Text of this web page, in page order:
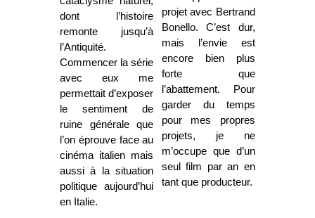
dont l’histoire
remonte jusqu’à
l’Antiquité.
Commencer la série
avec eux me
permettait d’exposer
le sentiment de
ruine générale que
l’on éprouve face au
cinéma italien mais
aussi à la situation
politique aujourd’hui
en Italie.
projet avec Bertrand
Bonello. C’est dur,
mais l’envie est
encore bien plus
forte que
l’abattement. Pour
garder du temps
pour mes propres
projets, je ne
m’occupe que d’un
seul film par an en
tant que producteur.